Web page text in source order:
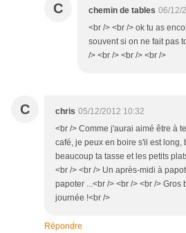
C chemin de tables 06/12/
<br /> <br /> ok tu as
souvent si on ne fait pas
/> <br /> <br /> <br />
C chris 05/12/2012 10:32
<br /> Comme j'aurai aimé être à
café, je peux en boire s'il est long,
beaucoup ta tasse et les petits
<br /> <br /> Un après-midi à
papoter ...<br /> <br /> <br /> Gros
journée !<br />
Répondre